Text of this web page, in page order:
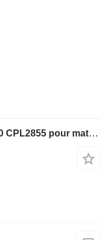
Moteur Cummins UTILISÉ QSK60 CPL2855 pour matériel de TP